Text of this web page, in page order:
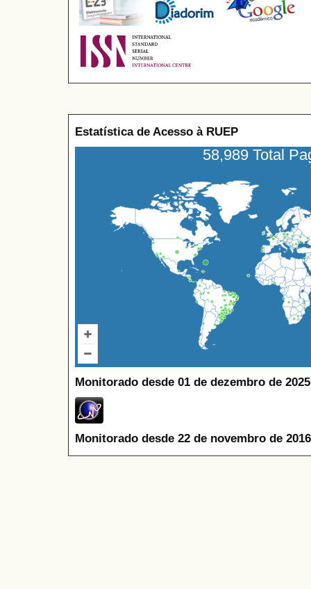
Estatística de Acesso à RUEP
58,989 Total
Monitorado desde 01 de dezembro de
Monitorado desde 22 de novembro de